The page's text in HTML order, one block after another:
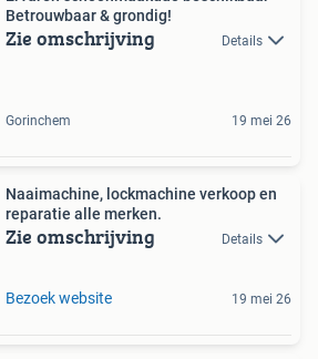
Betrouwbaar & grondig!
Zie omschrijving Details
Gorinchem 19 mei 26
Naaimachine, lockmachine verkoop en
reparatie alle merken.
Zie omschrijving Details
Bezoek website 19 mei 26